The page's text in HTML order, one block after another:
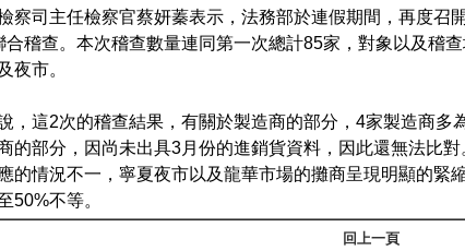
察司主任檢察官蔡妍蓁表示，法務部於連假期間，再度召
合稽查。本次稽查數量連同第一次總計85家，對象以及稽
夜市。
，這2次的稽查結果，有關於製造商的部分，4家製造商多
的部分，因尚未出具3月份的進銷貨資料，因此還無法比
的情況不一，寧夏夜市以及龍華市場的攤商呈現明顯的緊
50%不等。
回上一頁